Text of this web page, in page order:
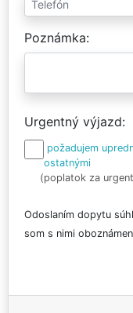
Poznámka
Urgentný výjazd
požadujem
ostatnými
(poplatok za
Odoslaním dopytu
som s nimi